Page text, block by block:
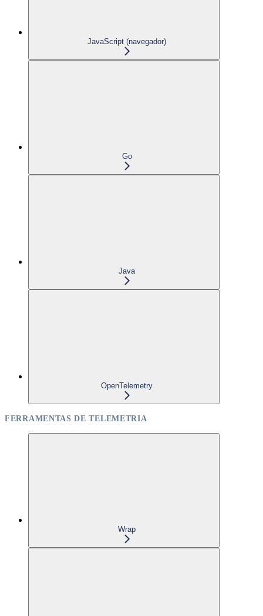
JavaScript (navegador)
Go
Java
OpenTelemetry
FERRAMENTAS DE TELEMETRIA
Wrap